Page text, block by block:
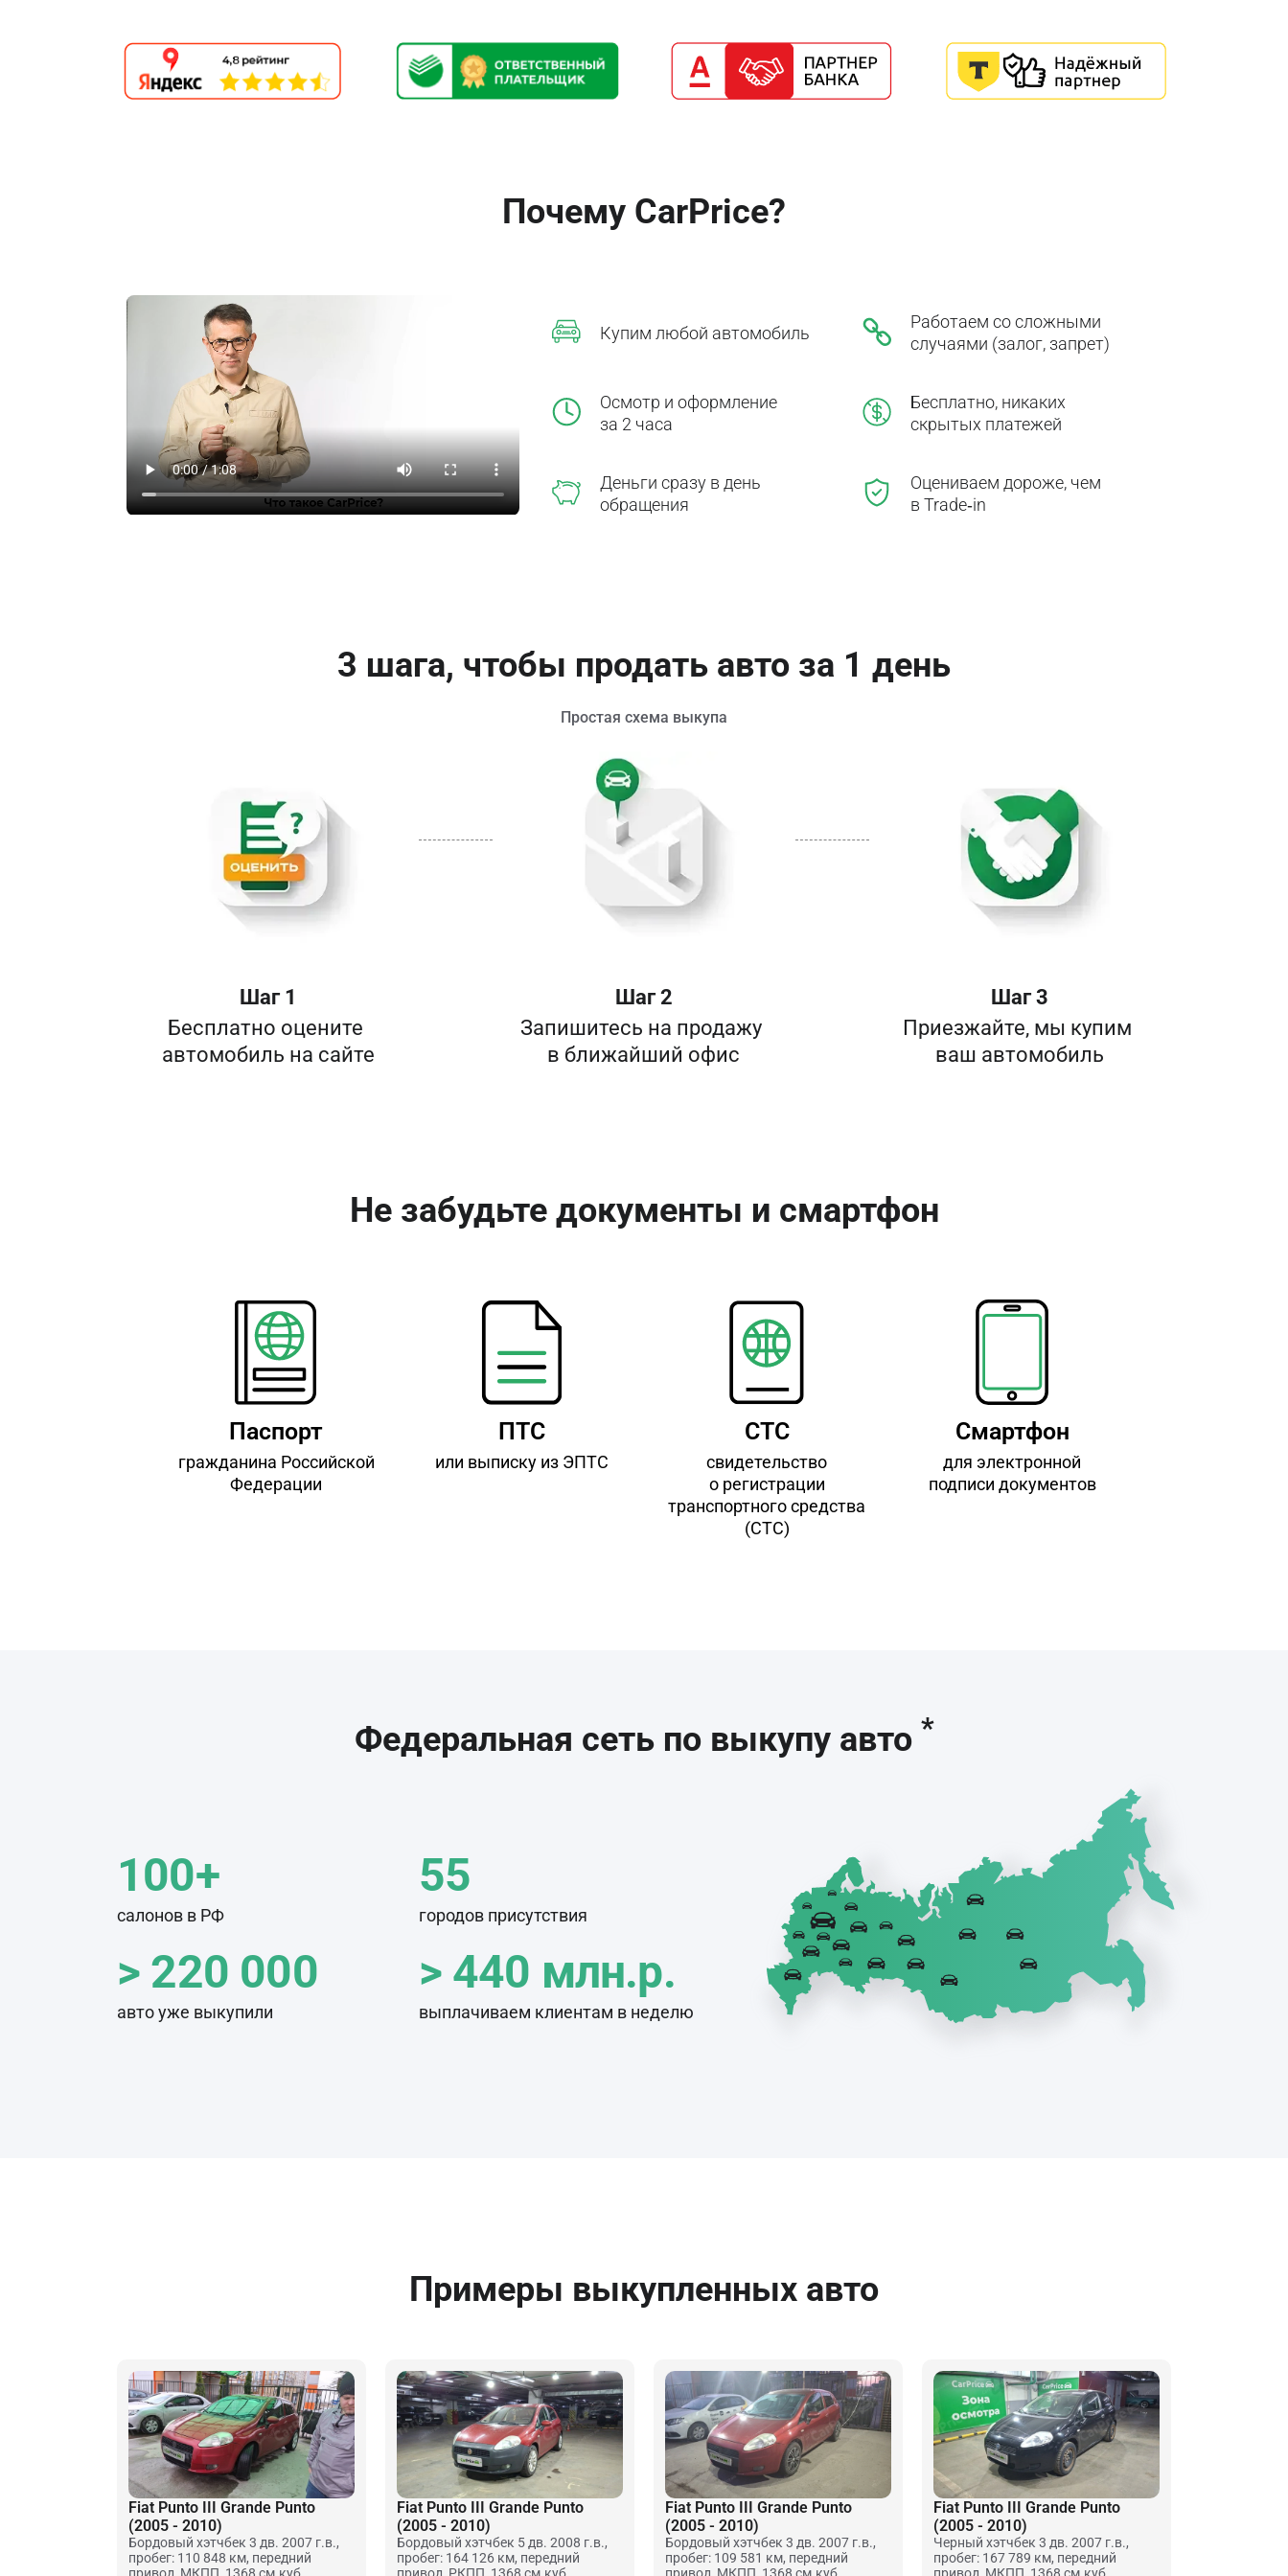
Почему CarPrice?
Купим любой автомобиль
Осмотр и оформление
за 2 часа
Деньги сразу в день
обращения
Работаем со сложными
случаями (залог, запрет)
Бесплатно, никаких
скрытых платежей
Оцениваем дороже, чем
в Trade‑in
3 шага, чтобы продать авто за 1 день
Простая схема выкупа
Шаг 1
Бесплатно оцените
Шаг 2
Запишитесь на продажу
в ближайший офис
Шаг 3
Приезжайте, мы купим
ваш автомобиль
Не забудьте документы и смартфон
Паспорт
гражданина Российской
Федерации
ПТС
или выписку из ЭПТС
СТС
свидетельство
о регистрации
транспортного средства
(СТС)
Смартфон
для электронной
подписи документов
Федеральная сеть по выкупу авто *
100+
салонов в РФ
55
городов присутствия
> 220 000
авто уже выкупили
> 440 млн.р.
выплачиваем клиентам в неделю
Примеры выкупленных авто
Fiat Punto III Grande Punto
(2005 - 2010)
Бордовый хэтчбек 3 дв. 2007 г.в.,
пробег: 110 848 км, передний
привод, МКПП, 1368 см.куб.
Fiat Punto III Grande Punto
(2005 - 2010)
Бордовый хэтчбек 5 дв. 2008 г.в.,
пробег: 164 126 км, передний
привод, РКПП, 1368 см.куб.
Fiat Punto III Grande Punto
(2005 - 2010)
Бордовый хэтчбек 3 дв. 2007 г.в.,
пробег: 109 581 км, передний
привод, МКПП, 1368 см.куб.
Fiat Punto III Grande Punto
(2005 - 2010)
Черный хэтчбек 3 дв. 2007 г.в.,
пробег: 167 789 км, передний
привод, МКПП, 1368 см.куб.